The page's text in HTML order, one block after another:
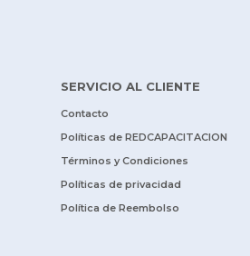
SERVICIO AL CLIENTE
Contacto
Políticas de REDCAPACITACION
Términos y Condiciones
Políticas de privacidad
Política de Reembolso